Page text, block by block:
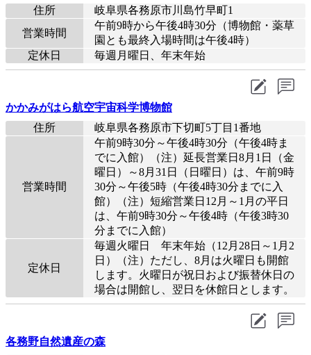
住所
岐阜県各務原市川島竹早町1
営業時間
午前9時から午後4時30分（博物館・薬草
園とも最終入場時間は午後4時）
定休日
毎週月曜日、年末年始
かかみがはら航空宇宙科学博物館
住所
岐阜県各務原市下切町5丁目1番地
営業時間
午前9時30分～午後4時30分（午後4時ま
でに入館）（注）延長営業日8月1日（金
曜日）～8月31日（日曜日）は、午前9時
30分～午後5時（午後4時30分までに入
館）（注）短縮営業日12月～1月の平日
は、午前9時30分～午後4時（午後3時30
分までに入館）
定休日
毎週火曜日 年末年始（12月28日～1月2
日）（注）ただし、8月は火曜日も開館
します。火曜日が祝日および振替休日の
場合は開館し、翌日を休館日とします。
各務野自然遺産の森